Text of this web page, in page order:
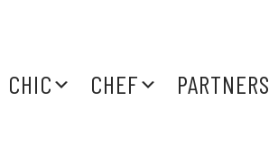
CHIC CHEF PARTNERS